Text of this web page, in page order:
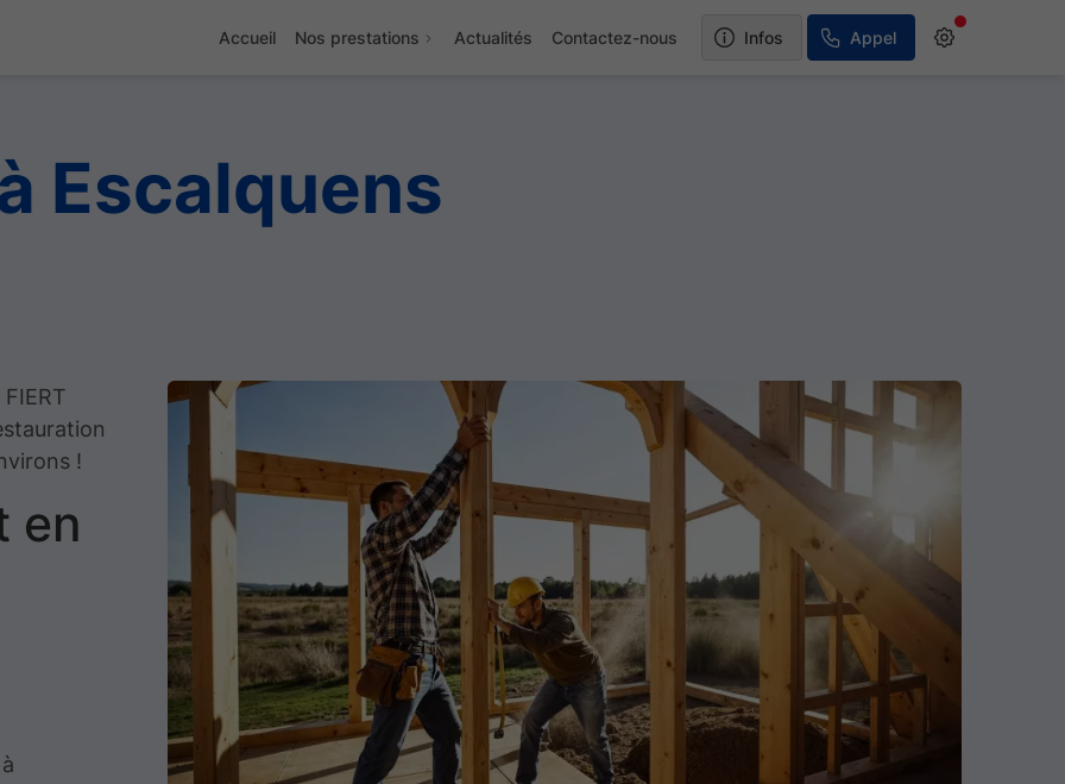
Accueil Nos prestations Actualités Contactez-nous Infos Appel
Escalquens
!
en